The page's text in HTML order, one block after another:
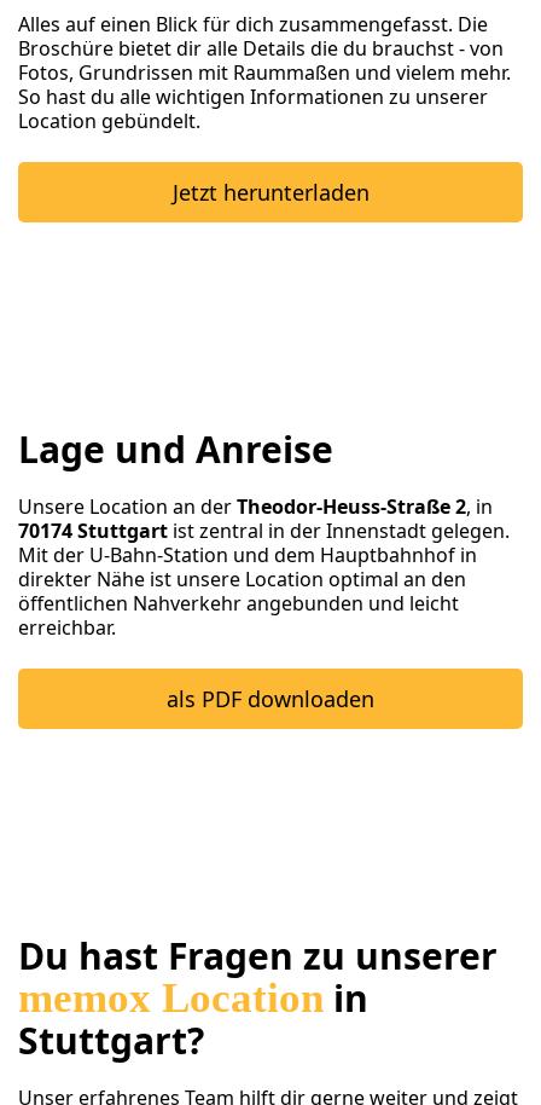
Alles auf einen Blick für dich zusammengefasst. Die
Broschüre bietet dir alle Details die du brauchst - von
Fotos, Grundrissen mit Raummaßen und vielem mehr.
So hast du alle wichtigen Informationen zu unserer
Location gebündelt.
Jetzt herunterladen
Lage und Anreise
Unsere Location an derTheodor-Heuss-Straße 2, in
70174 Stuttgart ist zentral in der Innenstadt gelegen.
Mit der U-Bahn-Station und dem Hauptbahnhof in
direkter Nähe ist unsere Location optimal an den
öffentlichen Nahverkehr angebunden und leicht
erreichbar.
als PDF downloaden
Du hast Fragen zu unserer
memox Location in
Stuttgart?
Unser erfahrenes Team hilft dir gerne weiter und zeigt